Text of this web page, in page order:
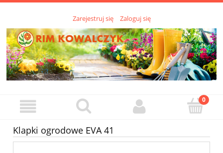
Zarejestruj się Zaloguj się
Klapki ogrodowe EVA 41